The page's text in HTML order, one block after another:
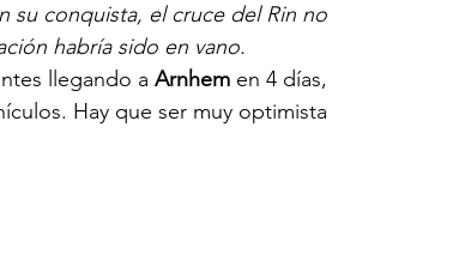
su conquista, el cruce del Rin no
habría sido en vano.
llegando a Arnhem en 4 días,
Hay que ser muy optimista